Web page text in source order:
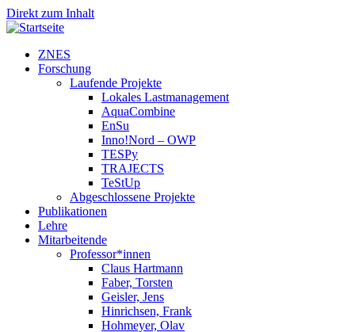
Direkt zum Inhalt
ZNES
Forschung
Laufende Projekte
Lokales Lastmanagement
AquaCombine
EnSu
Inno!Nord – OWP
TESPy
TRAJECTS
TeStUp
Abgeschlossene Projekte
Publikationen
Lehre
Mitarbeitende
Professor*innen
Claus Hartmann
Faber, Torsten
Geisler, Jens
Hinrichsen, Frank
Hohmeyer, Olav